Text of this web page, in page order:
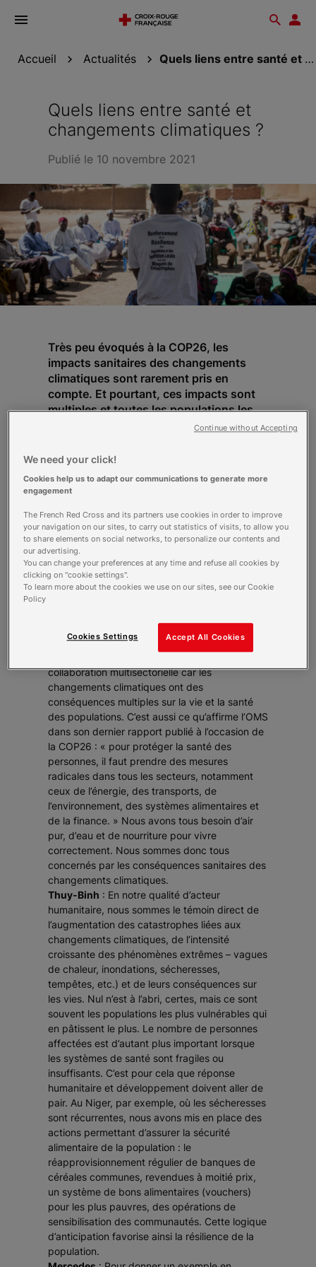
Ouvrir
Accueil Actualités Quels liens entre santé et changements...
Quels liens entre santé et
changements climatiques ?
Publié le 10 novembre 2021
Très peu évoqués à la COP26, les
impacts sanitaires des changements
climatiques sont rarement pris en
compte. Et pourtant, ces impacts sont
multiples et toutes les populations les
ressentiront, en particulier les plus
changements climatiques et gestion des
risques de catastrophes sont
étroitement liés. Regards croisés de
projets Réduction des Risques de
Catastrophes et Santé, et Thuy-Binh
Nguyen, référente technique Réduction
des Risques de Catastrophe/Adaptation
aux Changements Climatiques.
généralement un domaine isolé qui reste
l’apanage des médecins et des scientifiques.
collaboration multisectorielle car les
changements climatiques ont des
conséquences multiples sur la vie et la santé
des populations. C’est aussi ce qu’affirme l’OMS
dans son dernier rapport publié à l’occasion de
la COP26 : « pour protéger la santé des
personnes, il faut prendre des mesures
radicales dans tous les secteurs, notamment
ceux de l’énergie, des transports, de
l’environnement, des systèmes alimentaires et
de la finance. » Nous avons tous besoin d’air
pur, d’eau et de nourriture pour vivre
correctement. Nous sommes donc tous
concernés par les conséquences sanitaires des
changements climatiques.
Thuy-Binh : En notre qualité d’acteur
humanitaire, nous sommes le témoin direct de
l’augmentation des catastrophes liées aux
changements climatiques, de l’intensité
croissante des phénomènes extrêmes – vagues
de chaleur, inondations, sécheresses,
tempêtes, etc.) et de leurs conséquences sur
les vies. Nul n’est à l’abri, certes, mais ce sont
souvent les populations les plus vulnérables qui
en pâtissent le plus. Le nombre de personnes
affectées est d’autant plus important lorsque
les systèmes de santé sont fragiles ou
insuffisants. C’est pour cela que réponse
humanitaire et développement doivent aller de
pair. Au Niger, par exemple, où les sécheresses
sont récurrentes, nous avons mis en place des
actions permettant d’assurer la sécurité
alimentaire de la population : le
réapprovisionnement régulier de banques de
céréales communes, revendues à moitié prix,
un système de bons alimentaires (vouchers)
pour les plus pauvres, des opérations de
sensibilisation des communautés. Cette logique
d’anticipation favorise ainsi la résilience de la
population.
We need your click!
Cookies help us to adapt our communications to generate more
engagement
The French Red Cross and its partners use cookies in order to improve
your navigation on our sites, to carry out statistics of visits, to allow you
to share elements on social networks, to personalize our contents and
our advertising.
You can change your preferences at any time and refuse all cookies by
clicking on "cookie settings".
To learn more about the cookies we use on our sites, see our Cookie
Policy
Accept All Cookies
Cookies Settings
Continue without Accepting